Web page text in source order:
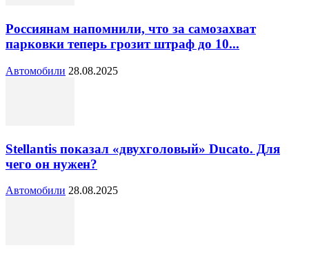
Россиянам напомнили, что за самозахват
парковки теперь грозит штраф до 10...
Автомобили 28.08.2025
Stellantis показал «двухголовый» Ducato. Для
чего он нужен?
Автомобили 28.08.2025